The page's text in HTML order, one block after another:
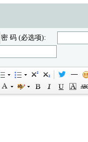
密 码 (必选项):